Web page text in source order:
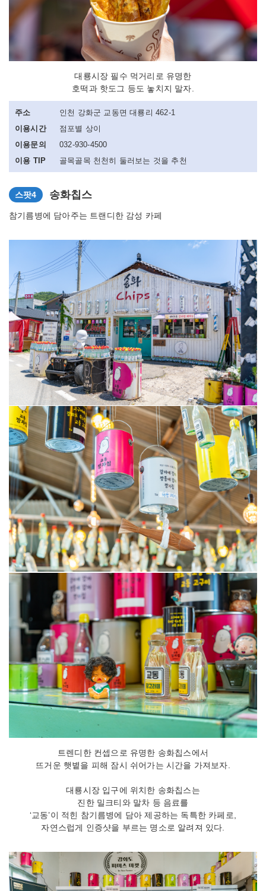
대룡시장 필수 먹거리로 유명한
호떡과 핫도그 등도 놓치지 말자.
주소
인천 강화군 교동면 대룡리 462-1
이용시간
점포별 상이
이용문의
032-930-4500
이용 TIP
골목골목 천천히 둘러보는 것을 추천
스팟4 송화칩스
참기름병에 담아주는 트랜디한 감성 카페
트렌디한 컨셉으로 유명한 송화칩스에서
뜨거운 햇볕을 피해 잠시 쉬어가는 시간을 가져보자.
대룡시장 입구에 위치한 송화칩스는
진한 밀크티와 말차 등 음료를
‘교동’이 적힌 참기름병에 담아 제공하는 독특한 카페로,
자연스럽게 인증샷을 부르는 명소로 알려져 있다.